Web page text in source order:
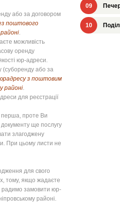
або за договором
поштового
.
можливість
оренду
юр-адреси.
(суборенду або за
з поштовим
районі.
для реєстрації
проте Ви
ще послугу
злагоджену
При цьому листи не
для свого
тому, якщо жадаєте
радимо замовити юр-
районі.
09
10